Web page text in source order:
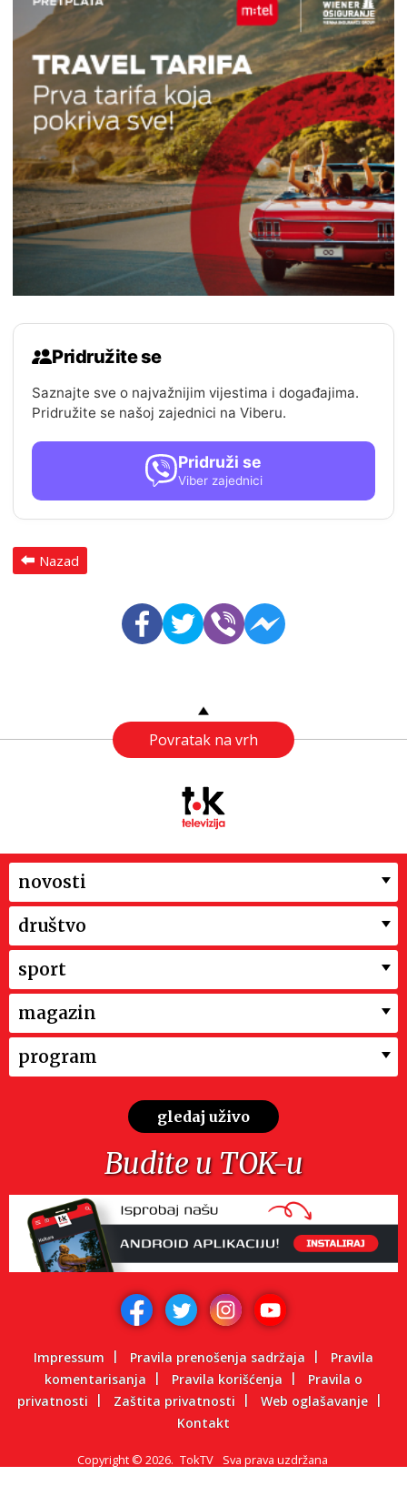
Pridružite se
Saznajte sve o najvažnijim vijestima i događajima.
Pridružite se našoj zajednici na Viberu.
Pridruži se
Viber zajednici
Nazad
Povratak na vrh
novosti
društvo
sport
magazin
program
gledaj uživo
Budite u TOK-u
Impressum Pravila prenošenja sadržaja
Pravila
komentarisanja
Pravila korišćenja
Pravila o
privatnosti
Zaštita privatnosti
Web oglašavanje
Kontakt
Copyright © 2026. TokTV Sva prava uzdržana